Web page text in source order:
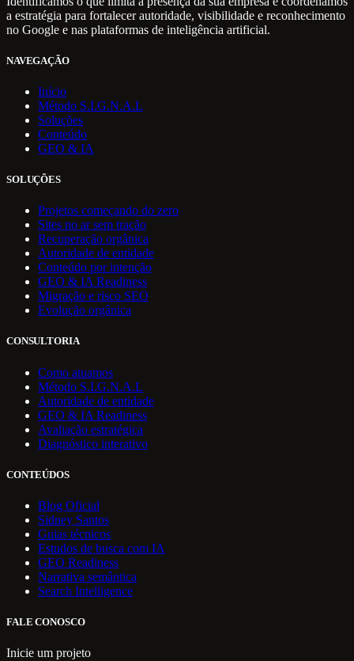
a estratégia para fortalecer autoridade, visibilidade e reconhecimento
no Google e nas plataformas de inteligência artificial.
NAVEGAÇÃO
Início
Método S.I.G.N.A.L
Soluções
Conteúdo
GEO & IA
SOLUÇÕES
Projetos começando do zero
Sites no ar sem tração
Recuperação orgânica
Autoridade de entidade
Conteúdo por intenção
GEO & IA Readiness
Migração e risco SEO
Evolução orgânica
CONSULTORIA
Como atuamos
Método S.I.G.N.A.L
Autoridade de entidade
GEO & IA Readiness
Avaliação estratégica
Diagnóstico interativo
CONTEÚDOS
Blog Oficial
Sidney Santos
Guias técnicos
Estudos de busca com IA
GEO Readiness
Narrativa semântica
Search Intelligence
FALE CONOSCO
Inicie um projeto